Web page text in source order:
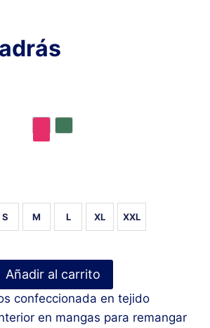
S M L XL XXL
Añadir al carrito
confeccionada en tejido
en mangas para remangar